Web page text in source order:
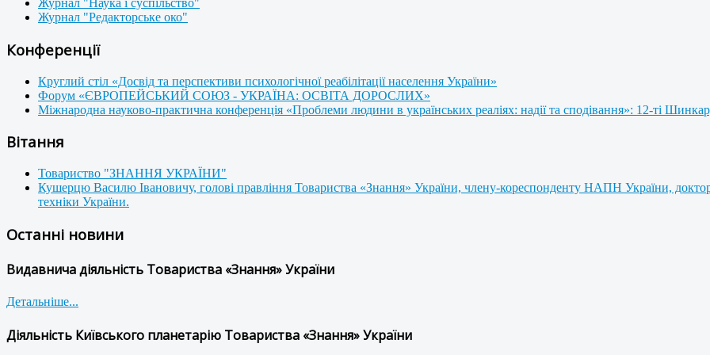
Журнал "Наука і суспільство"
Журнал "Редакторське око"
Конференції
Круглий стіл «Досвід та перспективи психологічної реабілітації населення України»
Форум «ЄВРОПЕЙСЬКИЙ СОЮЗ - УКРАЇНА: ОСВІТА ДОРОСЛИХ»
Міжнародна науково-практична конференція «Проблеми людини в українських реаліях: надії та сподівання»: 12-ті
Вітання
Товариство "ЗНАННЯ УКРАЇНИ"
Кушерцю Василю Івановичу, голові правління Товариства «Знання» України, члену-кореспонденту НАПН України,
техніки України.
Останні новини
Видавнича діяльність Товариства «Знання» України
Детальніше...
Діяльність Київського планетарію Товариства «Знання» України